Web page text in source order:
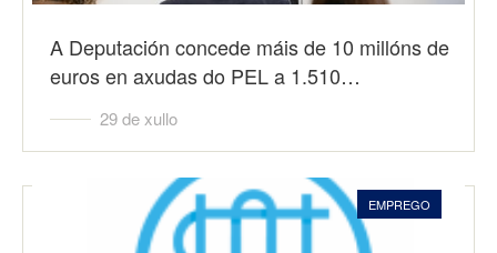
A Deputación concede máis de 10 millóns de
euros en axudas do PEL a 1.510…
29 de xullo
EMPREGO